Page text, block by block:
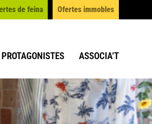
de feina Ofertes immobles
PROTAGONISTES ASSOCIA’T